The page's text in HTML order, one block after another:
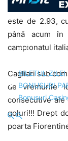
BILETUL ZILEI
BONUSURI
Bonusuri
meciurilor în
este de 2.93,
până acum
campionatul
Cagliari sub
de vremurile
consecutive
goluri!!! Drept
poarta